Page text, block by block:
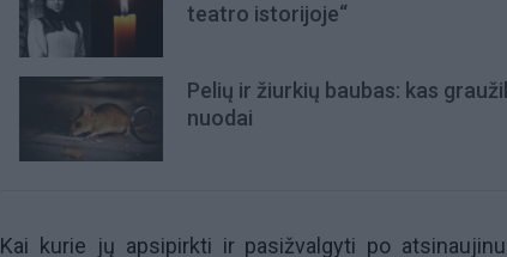
teatro istorijoje“
Pelių ir žiurkių baubas: kas
nuodai
Kai kurie jų apsipirkti ir pasižvalgyti po